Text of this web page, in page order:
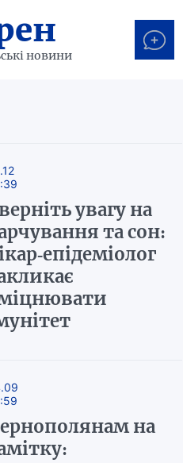
новини
увагу на
та сон:
епідеміолог
на